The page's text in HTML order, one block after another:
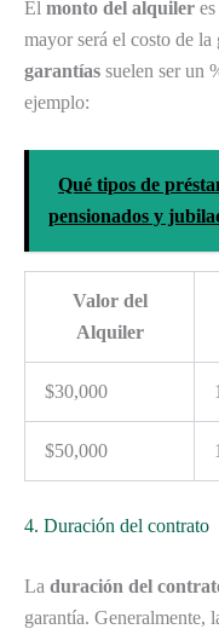
El monto del alquiler
mayor será el costo de
garantías suelen ser un
ejemplo:
Qué tipos de
pensionados y
Valor del
Alquiler
$30,000
$50,000
4. Duración del contrato
La duración del
garantía. Generalmente,